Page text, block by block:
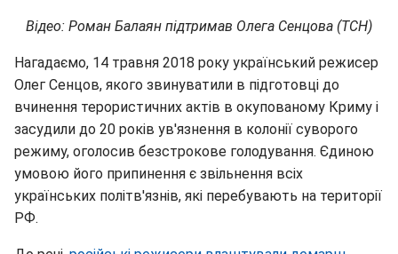
Відео: Роман Балаян підтримав Олега Сенцова (ТСН)
Нагадаємо, 14 травня 2018 року український режисер
Олег Сенцов, якого звинуватили в підготовці до
вчинення терористичних актів в окупованому Криму і
засудили до 20 років ув'язнення в колонії суворого
режиму, оголосив безстрокове голодування. Єдиною
умовою його припинення є звільнення всіх
українських політв'язнів, які перебувають на території
РФ.